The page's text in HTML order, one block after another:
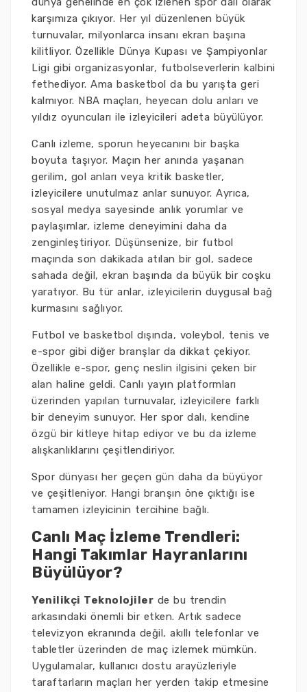
karşımıza çıkıyor. Her yıl düzenlenen büyük
turnuvalar, milyonlarca insanı ekran başına
kilitliyor. Özellikle Dünya Kupası ve Şampiyonlar
Ligi gibi organizasyonlar, futbolseverlerin kalbini
fethediyor. Ama basketbol da bu yarışta geri
kalmıyor. NBA maçları, heyecan dolu anları ve
yıldız oyuncuları ile izleyicileri adeta büyülüyor.
Canlı izleme, sporun heyecanını bir başka
boyuta taşıyor. Maçın her anında yaşanan
gerilim, gol anları veya kritik basketler,
izleyicilere unutulmaz anlar sunuyor. Ayrıca,
sosyal medya sayesinde anlık yorumlar ve
paylaşımlar, izleme deneyimini daha da
zenginleştiriyor. Düşünsenize, bir futbol
maçında son dakikada atılan bir gol, sadece
sahada değil, ekran başında da büyük bir coşku
yaratıyor. Bu tür anlar, izleyicilerin duygusal bağ
kurmasını sağlıyor.
Futbol ve basketbol dışında, voleybol, tenis ve
e-spor gibi diğer branşlar da dikkat çekiyor.
Özellikle e-spor, genç neslin ilgisini çeken bir
alan haline geldi. Canlı yayın platformları
üzerinden yapılan turnuvalar, izleyicilere farklı
bir deneyim sunuyor. Her spor dalı, kendine
özgü bir kitleye hitap ediyor ve bu da izleme
alışkanlıklarını çeşitlendiriyor.
Spor dünyası her geçen gün daha da büyüyor
ve çeşitleniyor. Hangi branşın öne çıktığı ise
tamamen izleyicinin tercihine bağlı.
Canlı Maç İzleme Trendleri:
Hangi Takımlar Hayranlarını
Büyülüyor?
Yenilikçi Teknolojiler de bu trendin
arkasındaki önemli bir etken. Artık sadece
televizyon ekranında değil, akıllı telefonlar ve
tabletler üzerinden de maç izlemek mümkün.
Uygulamalar, kullanıcı dostu arayüzleriyle
taraftarların maçları her yerden takip etmesine